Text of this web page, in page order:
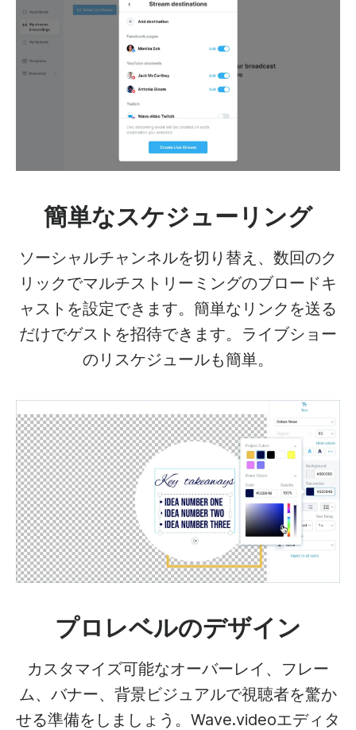
簡単なスケジューリング
ソーシャルチャンネルを切り替え、数回のク
リックでマルチストリーミングのブロードキ
ャストを設定できます。簡単なリンクを送る
だけでゲストを招待できます。ライブショー
のリスケジュールも簡単。
プロレベルのデザイン
カスタマイズ可能なオーバーレイ、フレー
ム、バナー、背景ビジュアルで視聴者を驚か
せる準備をしましょう。Wave.videoエディタ